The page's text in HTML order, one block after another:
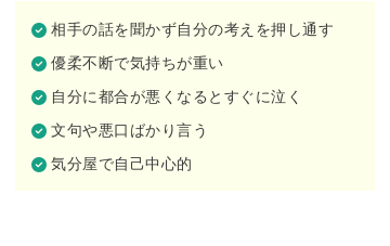
相手の話を聞かず自分の考えを押し通す
優柔不断で気持ちが重い
自分に都合が悪くなるとすぐに泣く
文句や悪口ばかり言う
気分屋で自己中心的